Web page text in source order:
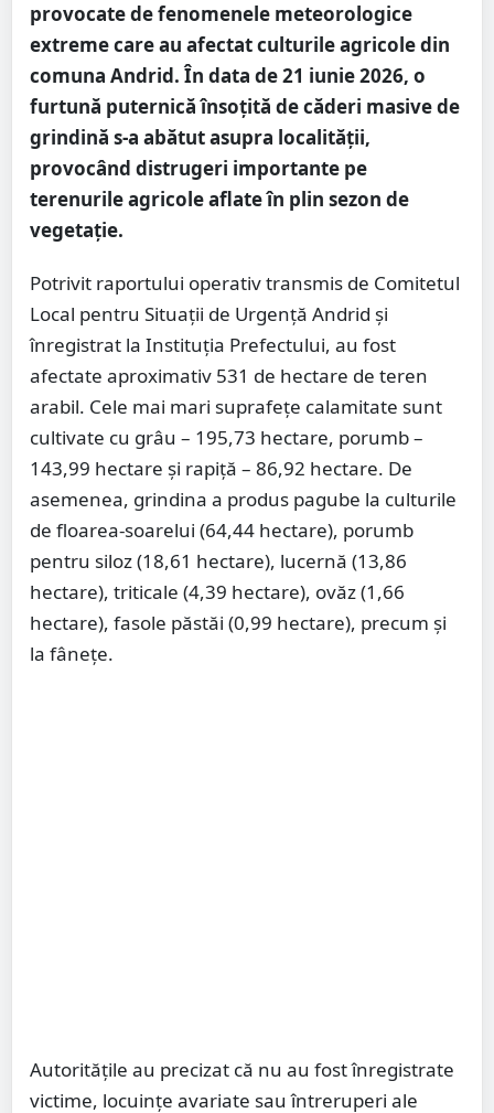
provocate de fenomenele meteorologice
extreme care au afectat culturile agricole din
comuna Andrid. În data de 21 iunie 2026, o
furtună puternică însoțită de căderi masive de
grindină s-a abătut asupra localității,
provocând distrugeri importante pe
terenurile agricole aflate în plin sezon de
vegetație.
Potrivit raportului operativ transmis de Comitetul
Local pentru Situații de Urgență Andrid și
înregistrat la Instituția Prefectului, au fost
afectate aproximativ 531 de hectare de teren
arabil. Cele mai mari suprafețe calamitate sunt
cultivate cu grâu – 195,73 hectare, porumb –
143,99 hectare și rapiță – 86,92 hectare. De
asemenea, grindina a produs pagube la culturile
de floarea-soarelui (64,44 hectare), porumb
pentru siloz (18,61 hectare), lucernă (13,86
hectare), triticale (4,39 hectare), ovăz (1,66
hectare), fasole păstăi (0,99 hectare), precum și
la fânețe.
Autoritățile au precizat că nu au fost înregistrate
victime, locuințe avariate sau întreruperi ale